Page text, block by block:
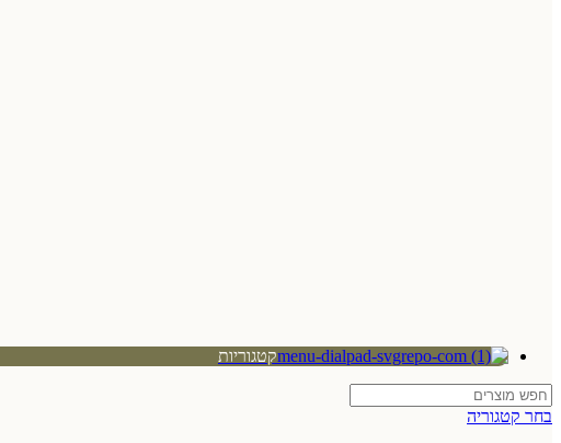
קטגוריות
בחר קטגוריה